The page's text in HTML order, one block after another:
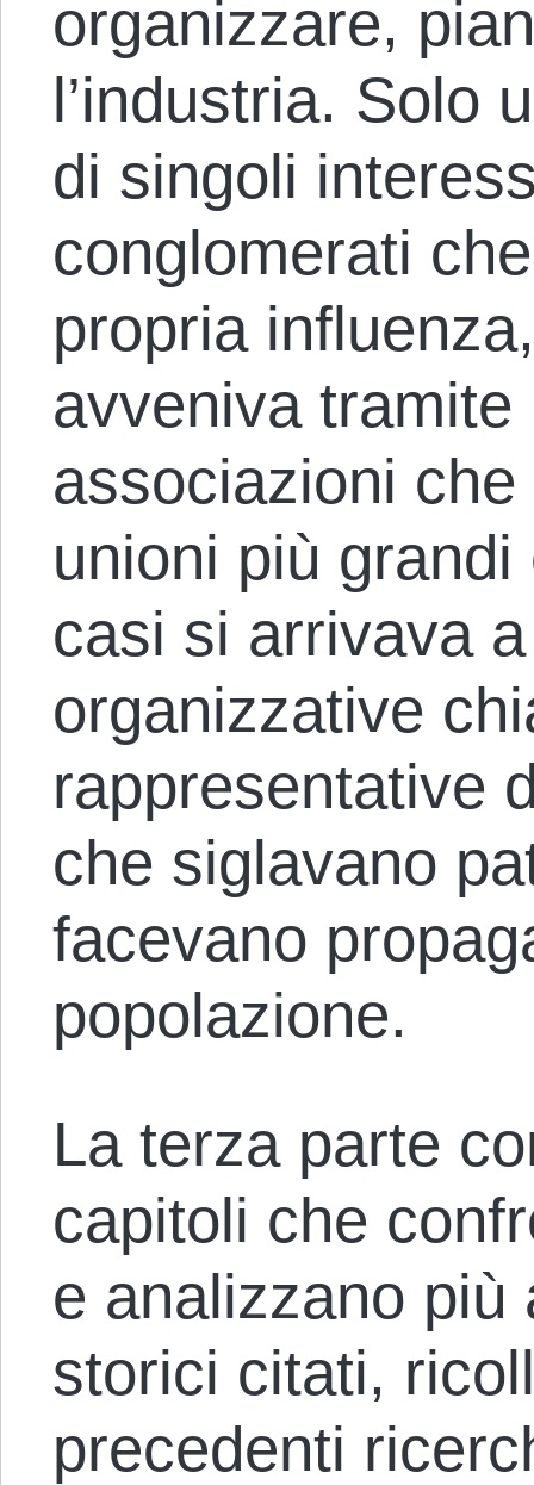
organizzare,
l’industria. Solo
di singoli
conglomerati
propria
avveniva
associazioni
unioni più
casi si arrivava
organizzative
rappresentative
che siglavano
facevano
popolazione.
La terza parte
capitoli che
e analizzano più
storici citati,
precedenti